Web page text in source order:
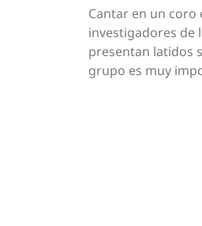
Cantar en un coro
investigadores de
presentan latidos
grupo es muy